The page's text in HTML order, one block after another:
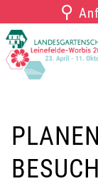
Inhalt
springen
⚲